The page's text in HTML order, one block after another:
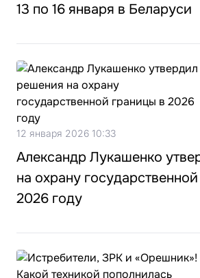
13 по 16 января в Беларуси
12 января 2026 10:33
Александр Лукашенко
на охрану
2026 году